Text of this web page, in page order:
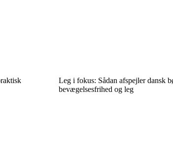
Leg i fokus: Sådan afspejler dansk
bevægelsesfrihed og leg